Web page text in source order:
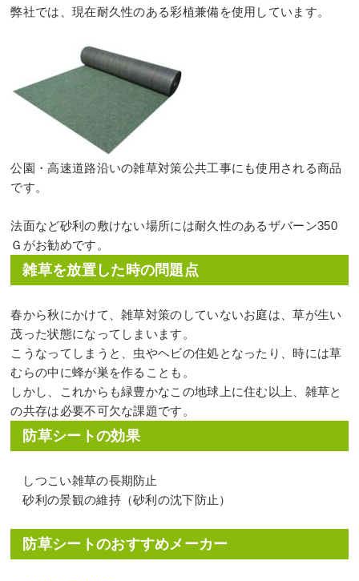
弊社では、現在耐久性のある彩植兼備を使用しています。
公園・高速道路沿いの雑草対策公共工事にも使用される商品
です。
法面など砂利の敷けない場所には耐久性のあるザバーン350
Ｇがお勧めです。
雑草を放置した時の問題点
春から秋にかけて、雑草対策のしていないお庭は、草が生い
茂った状態になってしまいます。
こうなってしまうと、 虫やヘビの住処となったり、時には草
むらの中に蜂が巣を作る ことも。
しかし、これからも緑豊かなこの地球上に住む以上、雑草と
の共存は必要不可欠な課題です。
防草シートの効果
しつこい雑草の長期防止
砂利の景観の維持（砂利の沈下防止）
防草シートのおすすめメーカー